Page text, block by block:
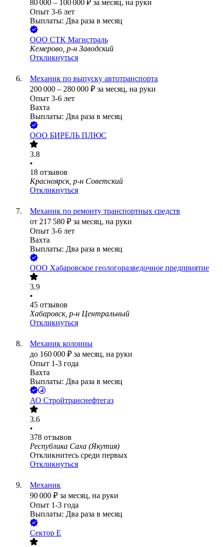
80 000 – 100 000 ₽ за месяц, на руки
Опыт 3-6 лет
Выплаты: Два раза в месяц
ООО СТК Магистраль
Кемерово, р-н Заводский
Откликнуться
Механик по выпуску автотранспорта
200 000 – 280 000 ₽ за месяц, на руки
Опыт 3-6 лет
Вахта
Выплаты: Два раза в месяц
ООО БИРЕЛЬ ПЛЮС
3.8
•
18 отзывов
Красноярск, р-н Советский
Откликнуться
Механик по ремонту транспортных средств
от 217 580 ₽ за месяц, на руки
Опыт 3-6 лет
Вахта
Выплаты: Два раза в месяц
ООО Хабаровское геологоразведочное предприятие
3.9
•
45 отзывов
Хабаровск, р-н Центральный
Откликнуться
Механик колонны
до 160 000 ₽ за месяц, на руки
Опыт 1-3 года
Вахта
Выплаты: Два раза в месяц
АО Стройтранснефтегаз
3.6
•
378 отзывов
Республика Саха (Якутия)
Откликнитесь среди первых
Откликнуться
Механик
90 000 ₽ за месяц, на руки
Опыт 1-3 года
Выплаты: Два раза в месяц
Сектор Е